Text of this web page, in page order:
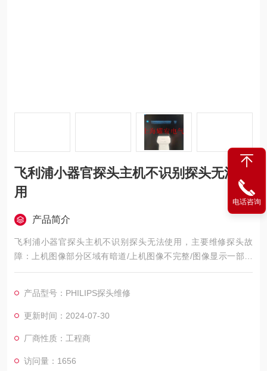
飞利浦小器官探头主机不识别探头无法使
用
产品简介
飞利浦小器官探头主机不识别探头无法使用，主要维修探头故
障：上机图像部分区域有暗道/上机图像不完整/图像显示一部分
图像有黑影 图像不良，如：暗道、黑影、黑屏、重影、缺失、模
部探头维修，如：声透镜破损脱落/起泡、外壳爆裂、线套破损、
电缆线断、油囊***、漏油，等；功能不良，如：二维转三维电机
产品型号：PHILIPS探头维修
更新时间：2024-07-30
厂商性质：工程商
访问量：1656
电话咨询